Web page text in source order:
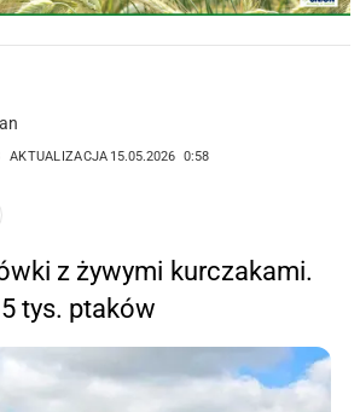
AKTUALIZACJA 15.05.2026 0:58
z żywymi kurczakami.
tys. ptaków